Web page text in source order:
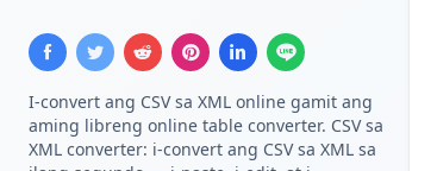
I-convert ang CSV sa XML online gamit ang
aming libreng online table converter. CSV sa
XML converter: i-convert ang CSV sa XML sa